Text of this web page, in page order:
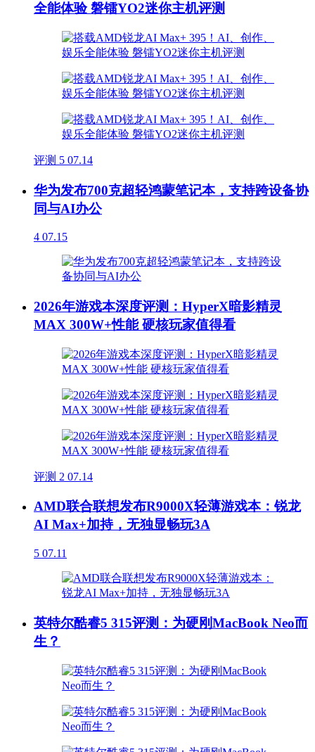
全能体验 磐镭YO2迷你主机评测
评测 5 07.14
华为发布700克超轻鸿蒙笔记本，支持跨设备协
同与AI办公
4 07.15
2026年游戏本深度评测：HyperX暗影精灵
MAX 300W+性能 硬核玩家值得看
评测 2 07.14
AMD联合联想发布R9000X轻薄游戏本：锐龙
AI Max+加持，无独显畅玩3A
5 07.11
英特尔酷睿5 315评测：为硬刚MacBook Neo而
生？